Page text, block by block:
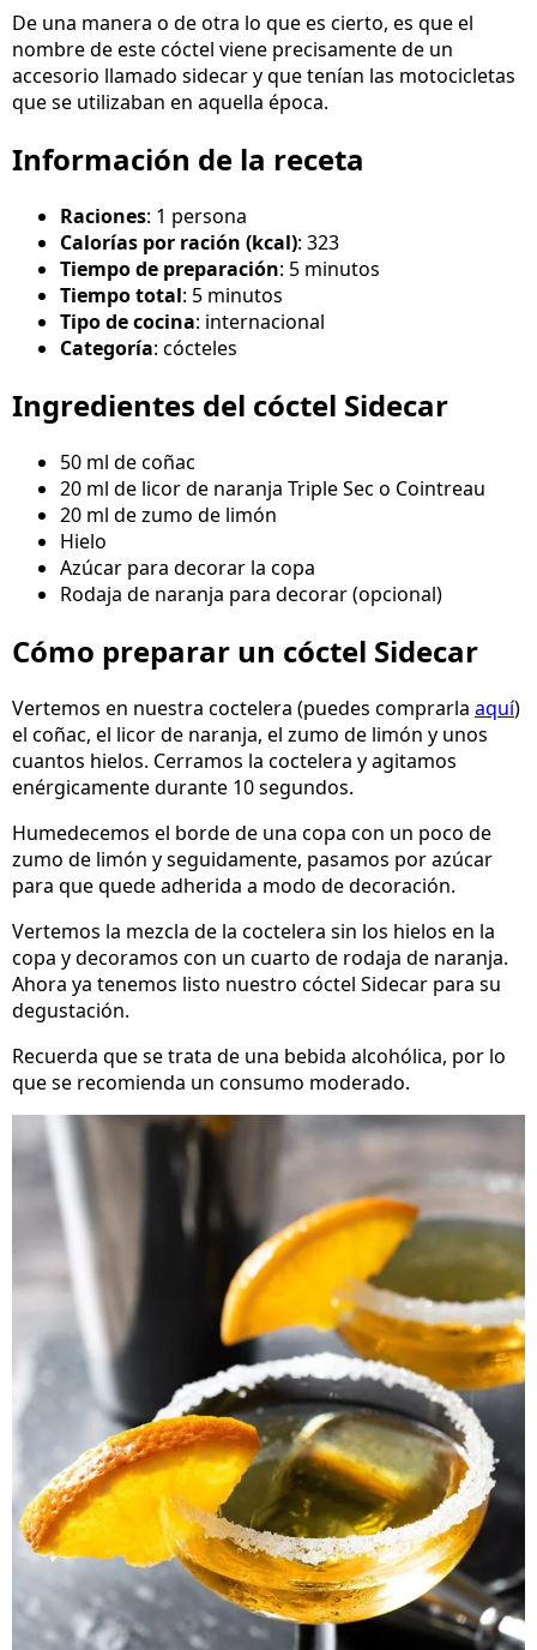
De una manera o de otra lo que es cierto, es que el
nombre de este cóctel viene precisamente de un
accesorio llamado sidecar y que tenían las motocicletas
que se utilizaban en aquella época.
Información de la receta
Raciones: 1 persona
Calorías por ración (kcal): 323
Tiempo de preparación: 5 minutos
Tiempo total: 5 minutos
Tipo de cocina: internacional
Categoría: cócteles
Ingredientes del cóctel Sidecar
50 ml de coñac
20 ml de licor de naranja Triple Sec o Cointreau
20 ml de zumo de limón
Hielo
Azúcar para decorar la copa
Rodaja de naranja para decorar (opcional)
Cómo preparar un cóctel Sidecar
Vertemos en nuestra coctelera (puedes comprarla aquí)
el coñac, el licor de naranja, el zumo de limón y unos
cuantos hielos. Cerramos la coctelera y agitamos
enérgicamente durante 10 segundos.
Humedecemos el borde de una copa con un poco de
zumo de limón y seguidamente, pasamos por azúcar
para que quede adherida a modo de decoración.
Vertemos la mezcla de la coctelera sin los hielos en la
copa y decoramos con un cuarto de rodaja de naranja.
Ahora ya tenemos listo nuestro cóctel Sidecar para su
degustación.
Recuerda que se trata de una bebida alcohólica, por lo
que se recomienda un consumo moderado.